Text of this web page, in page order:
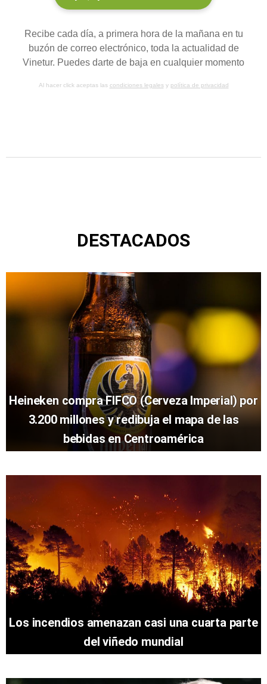
Recibe cada día, a primera hora de la mañana en tu
buzón de correo electrónico, toda la actualidad de
Vinetur. Puedes darte de baja en cualquier momento
Al hacer click aceptas las condiciones legalesy política de privacidad
DESTACADOS
Heineken compra FIFCO (Cerveza Imperial) por
3.200 millones y redibuja el mapa de las
bebidas en Centroamérica
Los incendios amenazan casi una cuarta parte
del viñedo mundial